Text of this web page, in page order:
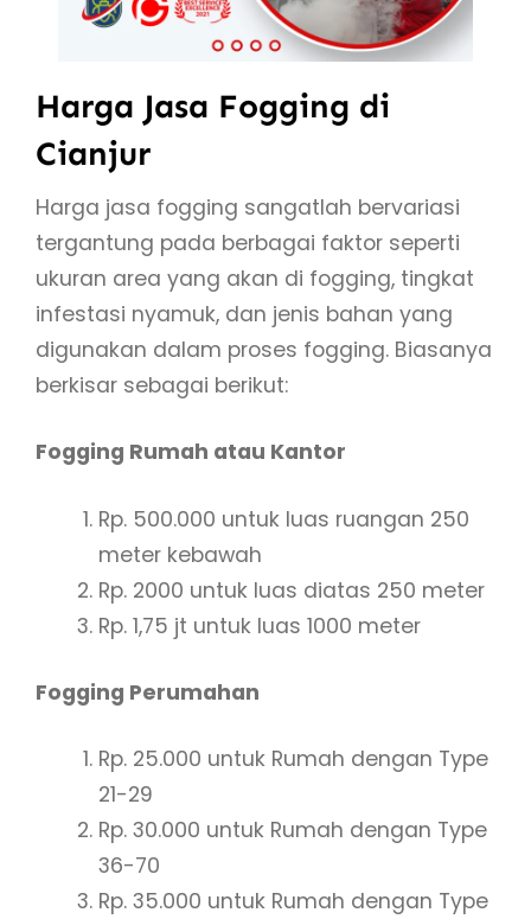
Harga Jasa Fogging di
Cianjur
Harga jasa fogging sangatlah bervariasi
tergantung pada berbagai faktor seperti
ukuran area yang akan di fogging, tingkat
infestasi nyamuk, dan jenis bahan yang
digunakan dalam proses fogging. Biasanya
berkisar sebagai berikut:
Fogging Rumah atau Kantor
Rp. 500.000 untuk luas ruangan 250
meter kebawah
Rp. 2000 untuk luas diatas 250 meter
Rp. 1,75 jt untuk luas 1000 meter
Fogging Perumahan
Rp. 25.000 untuk Rumah dengan Type
21-29
Rp. 30.000 untuk Rumah dengan Type
36-70
Rp. 35.000 untuk Rumah dengan Type